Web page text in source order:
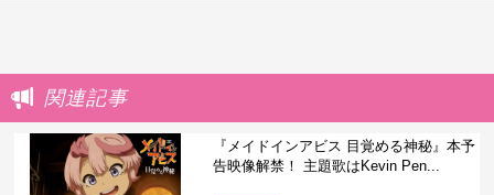
関連記事
『メイドインアビス 目覚める神秘』本予
告映像解禁！ 主題歌はKevin Pen...